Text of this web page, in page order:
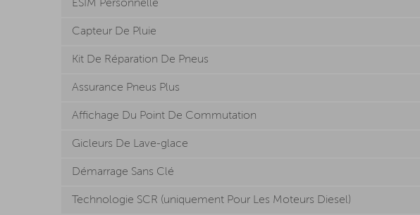
ESIM Personnelle
Capteur De Pluie
Kit De Réparation De Pneus
Assurance Pneus Plus
Affichage Du Point De Commutation
Gicleurs De Lave-glace
Démarrage Sans Clé
Technologie SCR (uniquement Pour Les Moteurs Diesel)